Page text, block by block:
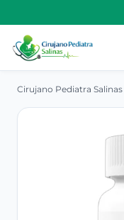
Cirujano Pediatra Salinas